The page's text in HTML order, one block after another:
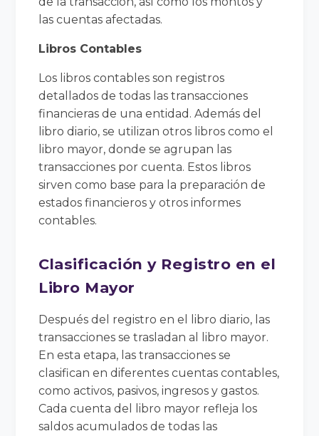
las cuentas afectadas.
Libros Contables
Los libros contables son registros
detallados de todas las transacciones
financieras de una entidad. Además del
libro diario, se utilizan otros libros como el
libro mayor, donde se agrupan las
transacciones por cuenta. Estos libros
sirven como base para la preparación de
estados financieros y otros informes
contables.
Clasificación y Registro en el
Libro Mayor
Después del registro en el libro diario, las
transacciones se trasladan al libro mayor.
En esta etapa, las transacciones se
clasifican en diferentes cuentas contables,
como activos, pasivos, ingresos y gastos.
Cada cuenta del libro mayor refleja los
saldos acumulados de todas las